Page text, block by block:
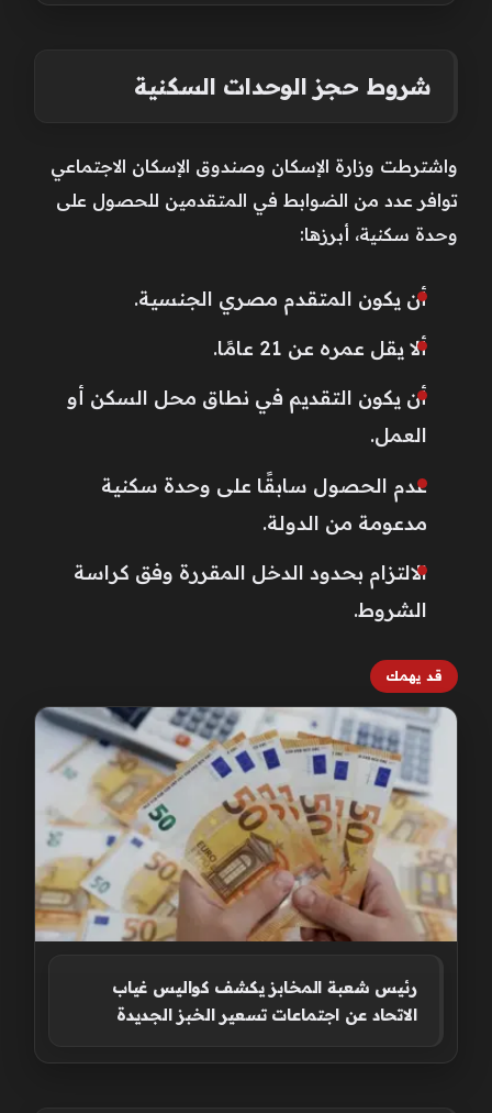
شروط حجز الوحدات السكنية
واشترطت وزارة الإسكان وصندوق الإسكان الاجتماعي
توافر عدد من الضوابط في المتقدمين للحصول على
وحدة سكنية، أبرزها:
أن يكون المتقدم مصري الجنسية.
ألا يقل عمره عن 21 عامًا.
أن يكون التقديم في نطاق محل السكن أو
العمل.
عدم الحصول سابقًا على وحدة سكنية
مدعومة من الدولة.
الالتزام بحدود الدخل المقررة وفق كراسة
الشروط.
قد يهمك
رئيس شعبة المخابز يكشف كواليس غياب
الاتحاد عن اجتماعات تسعير الخبز الجديدة